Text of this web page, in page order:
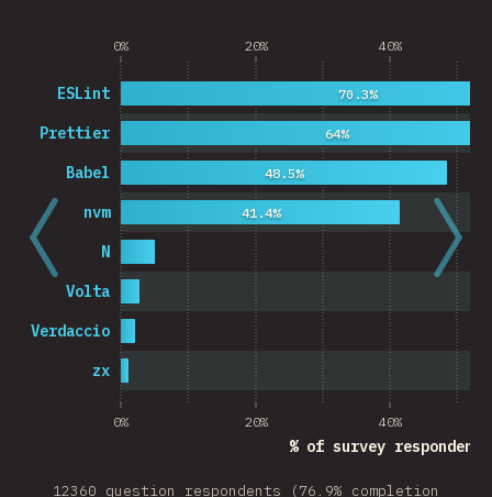
0% 20% 40%
0% 20% 40%
% of survey respondents
zx
Verdaccio
Volta
N
nvm
Babel
Prettier
ESLint
41.4%
48.5%
64%
70.3%
12360 question respondents (76.9% completion